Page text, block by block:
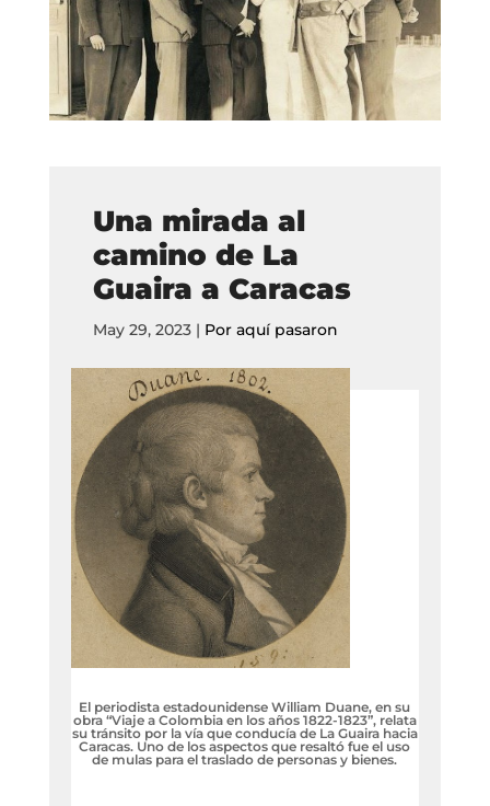
Una mirada al
camino de La
Guaira a Caracas
May 29, 2023| Por aquí pasaron
El periodista estadounidense William Duane, en su
obra “Viaje a Colombia en los años 1822-1823”, relata
su tránsito por la vía que conducía de La Guaira hacia
Caracas. Uno de los aspectos que resaltó fue el uso
de mulas para el traslado de personas y bienes.